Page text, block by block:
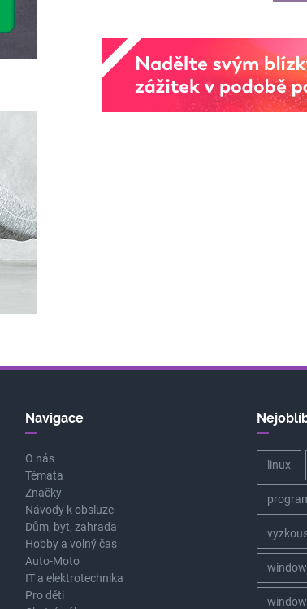
Navigace
O nás
Témata
Značky
Návody k obsluze
Dům, byt, zahrada
Hobby a volný čas
Auto-Moto
IT a elektrotechnika
Pro děti
linux